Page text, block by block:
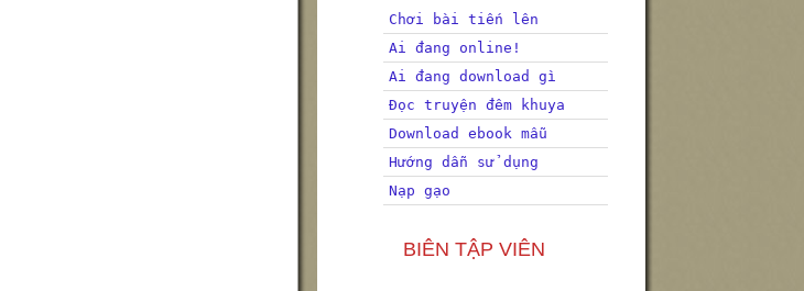
Chơi bài tiến lên
Ai đang online!
Ai đang download gì
Đọc truyện đêm khuya
Download ebook mẫu
Hướng dẫn sử dụng
Nạp gạo
BIÊN TẬP VIÊN